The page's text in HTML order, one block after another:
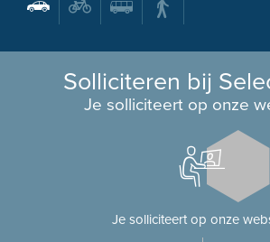
Solliciteren bij
Je solliciteert op onze
Je solliciteert op onze